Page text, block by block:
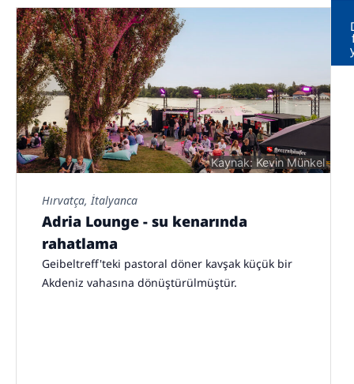
Kaynak: Kevin Münkel
Hırvatça, İtalyanca
Adria Lounge - su kenarında
rahatlama
Geibeltreff'teki pastoral döner kavşak küçük bir
Akdeniz vahasına dönüştürülmüştür.